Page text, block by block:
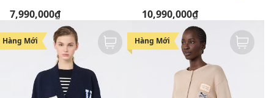
7,990,000₫ 10,990,000₫
Hàng Mới Hàng Mới